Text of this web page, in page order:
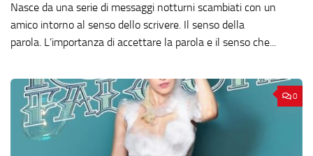
Nasce da una serie di messaggi notturni scambiati con un
amico intorno al senso dello scrivere. Il senso della
parola. L’importanza di accettare la parola e il senso che...
0